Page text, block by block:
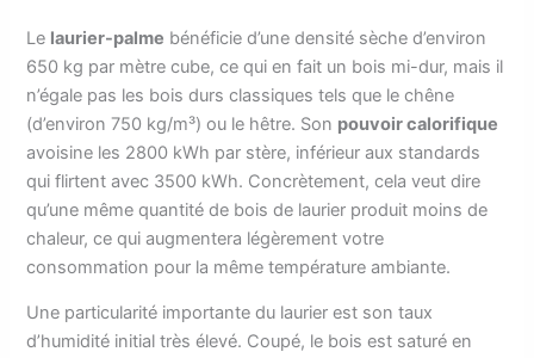
Le laurier-palme bénéficie d’une densité sèche d’environ
650 kg par mètre cube, ce qui en fait un bois mi-dur, mais il
n’égale pas les bois durs classiques tels que le chêne
(d’environ 750 kg/m³) ou le hêtre. Son pouvoir calorifique
avoisine les 2800 kWh par stère, inférieur aux standards
qui flirtent avec 3500 kWh. Concrètement, cela veut dire
qu’une même quantité de bois de laurier produit moins de
chaleur, ce qui augmentera légèrement votre
consommation pour la même température ambiante.
Une particularité importante du laurier est son taux
d’humidité initial très élevé. Coupé, le bois est saturé en